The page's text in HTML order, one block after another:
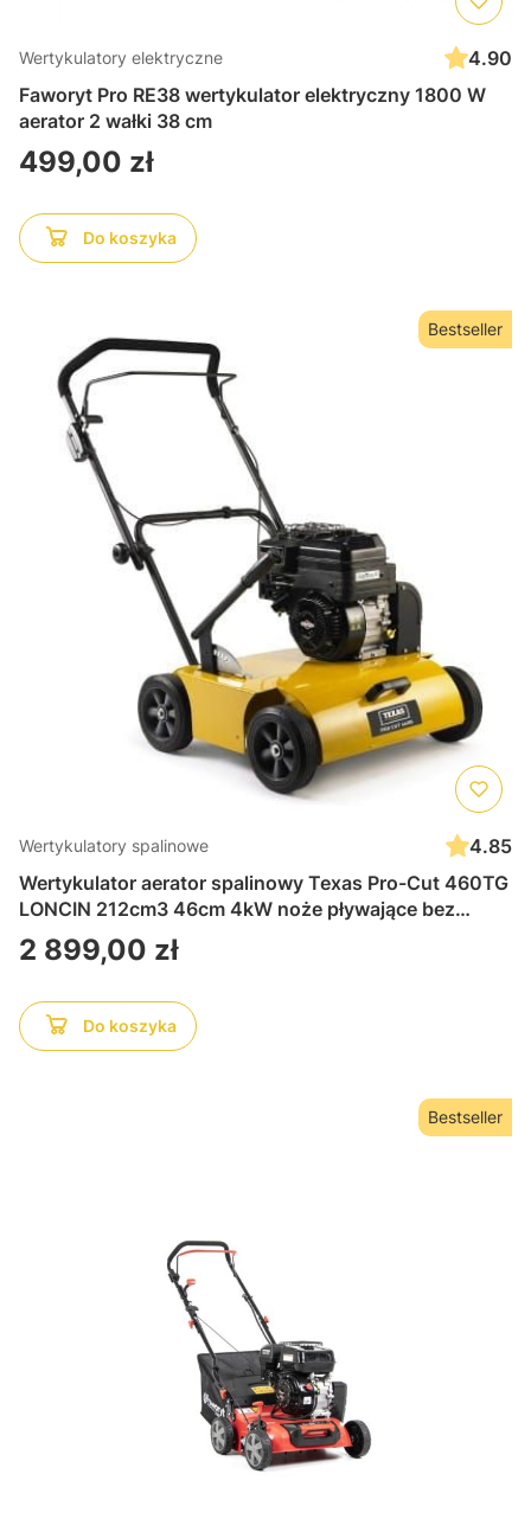
Wertykulatory elektryczne
4.90
Faworyt Pro RE38 wertykulator elektryczny 1800 W
aerator 2 wałki 38 cm
Cena
499,00 zł
Do koszyka
Bestseller
Wertykulatory spalinowe
4.85
Wertykulator aerator spalinowy Texas Pro-Cut 460TG
LONCIN 212cm3 46cm 4kW noże pływające bez
kosza
Cena
2 899,00 zł
Do koszyka
Bestseller